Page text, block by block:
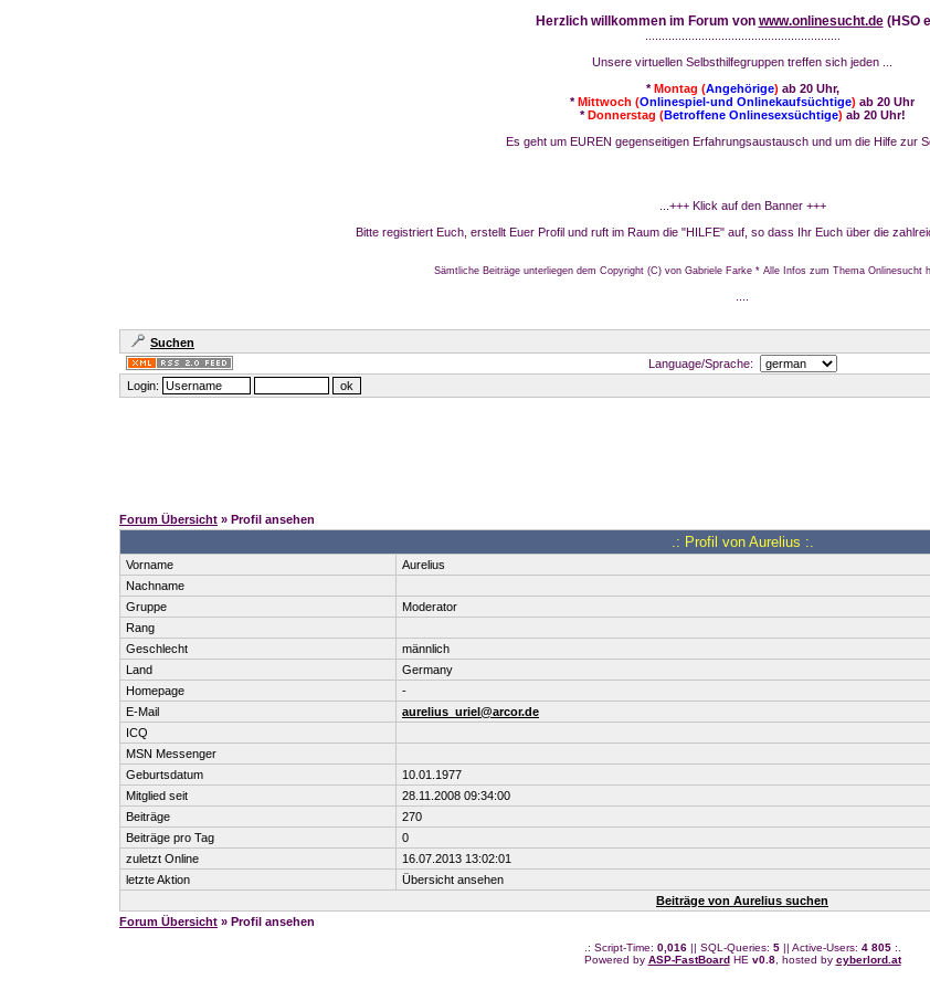
Herzlich willkommen im Forum von www.onlinesucht.de(HSO
Unsere virtuellen Selbsthilfegruppen treffen sich jeden ...
*Montag (Angehörige) ab 20 Uhr,
*Mittwoch (Onlinespiel-und Onlinekaufsüchtige) ab 20 Uhr
*Donnerstag (Betroffene Onlinesexsüchtige) ab 20 Uhr!
Es geht um EUREN gegenseitigen Erfahrungsaustausch und um die Hilfe zur
...+++ Klick auf den Banner +++
Bitte registriert Euch, erstellt Euer Profil und ruft im Raum die "HILFE" auf, so dass Ihr Euch über die
Sämtliche Beiträge unterliegen dem Copyright (C) von Gabriele Farke * Alle Infos zum Thema Onlinesucht
Suchen
Language/Sprache:
Login:
Forum Übersicht » Profil ansehen
.: Profil von Aurelius :.
Vorname
Aurelius
Nachname
Gruppe
Moderator
Rang
Geschlecht
männlich
Land
Germany
Homepage
-
E-Mail
aurelius_uriel@arcor.de
ICQ
MSN Messenger
Geburtsdatum
10.01.1977
Mitglied seit
28.11.2008 09:34:00
Beiträge
270
Beiträge pro Tag
0
zuletzt Online
16.07.2013 13:02:01
letzte Aktion
Übersicht ansehen
Beiträge von Aurelius suchen
Forum Übersicht » Profil ansehen
.: Script-Time: 0,016|| SQL-Queries: 5|| Active-Users: 4 805:.
Powered by ASP-FastBoardHE v0.8, hosted by cyberlord.at